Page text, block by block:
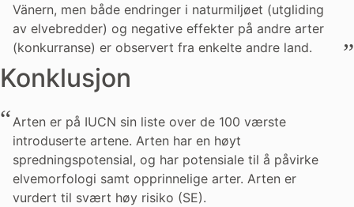
Vänern, men både endringer i naturmiljøet (utgliding
av elvebredder) og negative effekter på andre arter
(konkurranse) er observert fra enkelte andre land.
Konklusjon
Arten er på IUCN sin liste over de 100 værste
introduserte artene. Arten har en høyt
spredningspotensial, og har potensiale til å påvirke
elvemorfologi samt opprinnelige arter. Arten er
vurdert til svært høy risiko (SE).